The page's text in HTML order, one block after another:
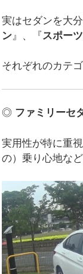
実はセダンを大
ン』、『スポー
それぞれのカテ
◎ ファミリーセ
実用性が特に重
の）乗り心地な